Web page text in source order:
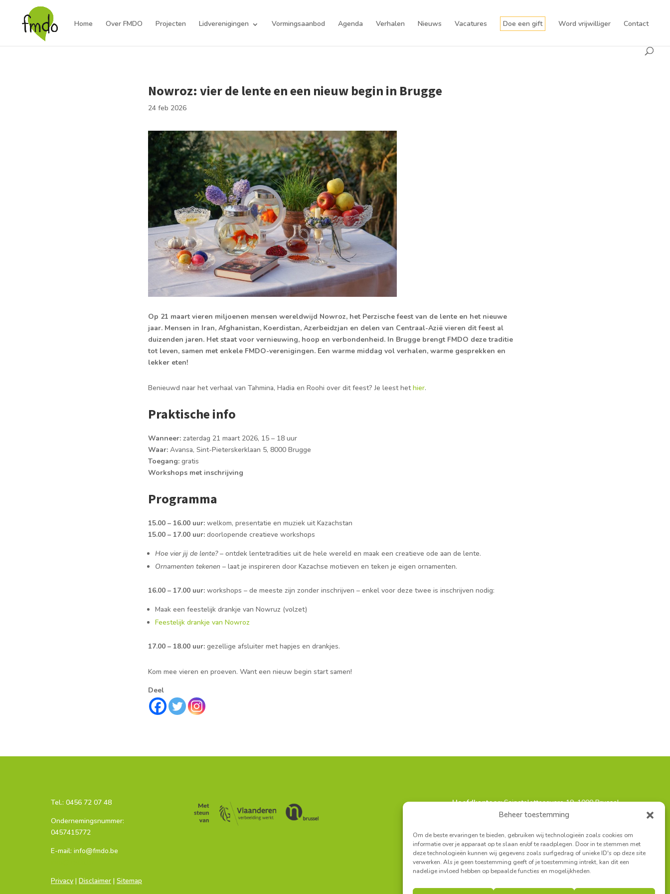
Beheer toestemming
Om de beste ervaringen te bieden, gebruiken wij technologieën zoals cookies om
informatie over je apparaat op te slaan en/of te raadplegen. Door in te stemmen met
deze technologieën kunnen wij gegevens zoals surfgedrag of unieke ID's op deze site
verwerken. Als je geen toestemming geeft of je toestemming intrekt, kan dit een
nadelige invloed hebben op bepaalde functies en mogelijkheden.
Home Over FMDO Projecten Lidverenigingen Vormingsaanbod Agenda Verhalen Nieuws Vacatures Doe een gift Word vrijwilliger Contact
Nowroz: vier de lente en een nieuw begin in Brugge
24 feb 2026
Op 21 maart vieren miljoenen mensen wereldwijd Nowroz, het Perzische feest van de lente en het nieuwe
jaar. Mensen in Iran, Afghanistan, Koerdistan, Azerbeidzjan en delen van Centraal-Azië vieren dit feest al
duizenden jaren. Het staat voor vernieuwing, hoop en verbondenheid. In Brugge brengt FMDO deze traditie
tot leven, samen met enkele FMDO-verenigingen. Een warme middag vol verhalen, warme gesprekken en
lekker eten!
Benieuwd naar het verhaal van Tahmina, Hadia en Roohi over dit feest? Je leest hethier.
Praktische info
Wanneer: zaterdag 21 maart 2026, 15 – 18 uur
Waar: Avansa, Sint-Pieterskerklaan 5, 8000 Brugge
Toegang: gratis
Workshops met inschrijving
Programma
15.00 – 16.00 uur: welkom, presentatie en muziek uit Kazachstan
15.00 – 17.00 uur: doorlopende creatieve workshops
Hoe vier jij de lente?– ontdek lentetradities uit de hele wereld en maak een creatieve ode aan de lente.
Ornamenten tekenen – laat je inspireren door Kazachse motieven en teken je eigen ornamenten.
16.00 – 17.00 uur: workshops – de meeste zijn zonder inschrijven – enkel voor deze twee is inschrijven nodig:
Maak een feestelijk drankje van Nowruz (volzet)
Feestelijk drankje van Nowroz
17.00 – 18.00 uur: gezellige afsluiter met hapjes en drankjes.
Kom mee vieren en proeven. Want een nieuw begin start samen!
Deel
Tel.: 0456 72 07 48
Ondernemingsnummer:
0457415772
E-mail: info@fmdo.be
Privacy | Disclaimer | Sitemap
Hoofdkantoor:Sainctelettesquare 19, 1000 Brussel
Turnhoutsebaan 139A, 2140 Borgerhout